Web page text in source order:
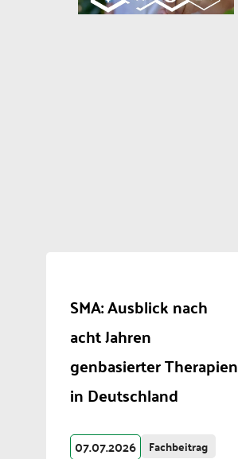
SMA: Ausblick nach
acht Jahren
genbasierter Therapien
in Deutschland
07.07.2026 Fachbeitrag